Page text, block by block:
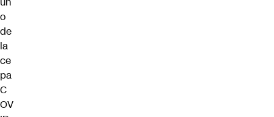
o
de
la
ce
pa
C
OV